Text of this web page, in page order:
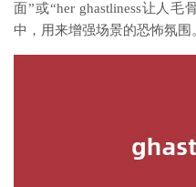
面”或“her ghastliness让人
中，用来增强场景的恐怖氛围